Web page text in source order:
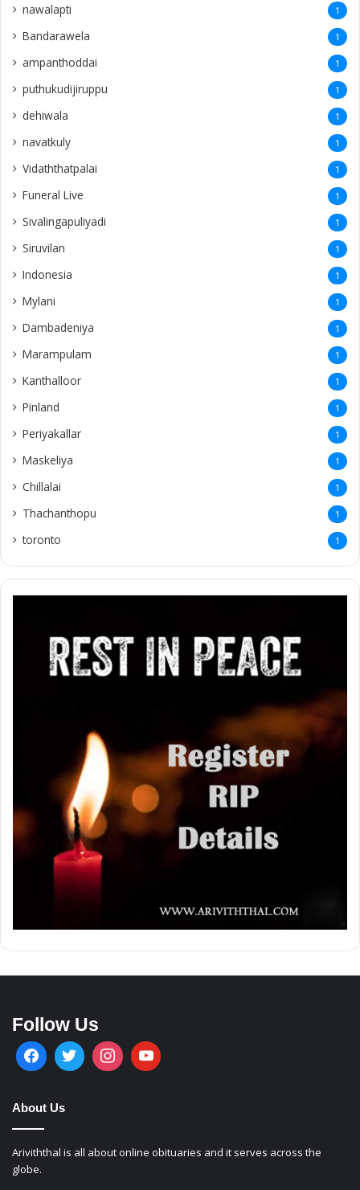
nawalapti 1
Bandarawela 1
ampanthoddai 1
puthukudijiruppu 1
dehiwala 1
navatkuly 1
Vidaththatpalai 1
Funeral Live 1
Sivalingapuliyadi 1
Siruvilan 1
Indonesia 1
Mylani 1
Dambadeniya 1
Marampulam 1
Kanthalloor 1
Pinland 1
Periyakallar 1
Maskeliya 1
Chillalai 1
Thachanthopu 1
toronto 1
Follow Us
About Us
Ariviththal is all about online obituaries and it serves across the
globe.